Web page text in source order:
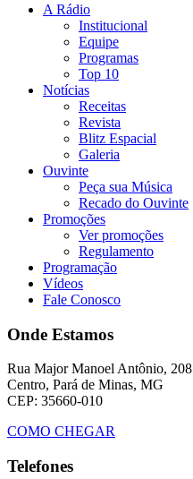
A Rádio
Institucional
Equipe
Programas
Top 10
Notícias
Receitas
Revista
Blitz Espacial
Galeria
Ouvinte
Peça sua Música
Recado do Ouvinte
Promoções
Ver promoções
Regulamento
Programação
Vídeos
Fale Conosco
Onde Estamos
Rua Major Manoel Antônio, 208
Centro, Pará de Minas, MG
CEP: 35660-010
COMO CHEGAR
Telefones